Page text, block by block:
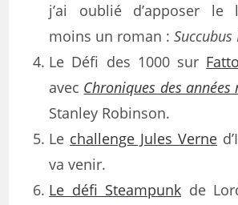
j’ai oublié d’apposer
moins un roman :
Le Défi des 1000 sur
avec Chroniques des années
Stanley Robinson.
Le challenge Jules Verne
va venir.
Le défi Steampunk de